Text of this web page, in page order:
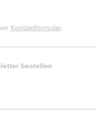
Kontaktformular.
bestellen